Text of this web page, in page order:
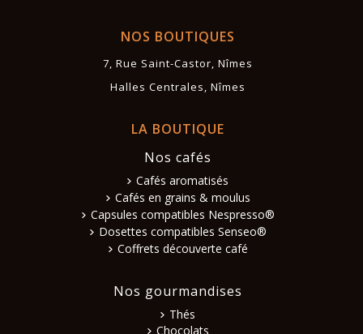
NOS BOUTIQUES
7, Rue Saint-Castor, Nîmes
Halles Centrales, Nîmes
LA BOUTIQUE
Nos cafés
Cafés aromatisés
Cafés en grains & moulus
Capsules compatibles Nespresso®
Dosettes compatibles Senseo®
Coffrets découverte café
Nos gourmandises
Thés
Chocolats